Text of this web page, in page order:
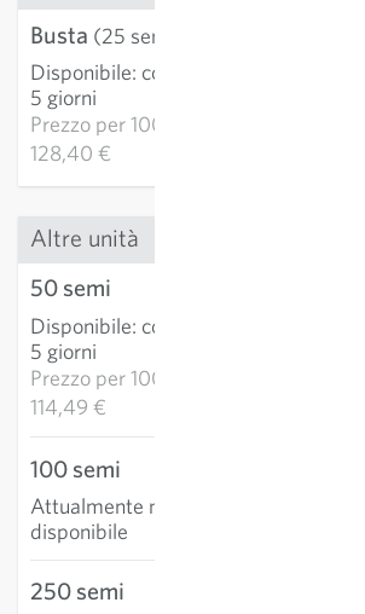
Busta (25 semi)
Disponibile: consegna 3-
5 giorni
Prezzo per1000k:
128,40 €
Altre unità
50 semi
Disponibile: consegna 3-
5 giorni
Prezzo per1000k:
114,49 €
100 semi
Attualmente non
disponibile
250 semi